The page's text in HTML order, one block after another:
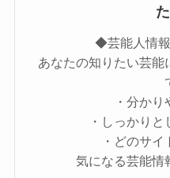
◆芸能人情
あなたの知りたい芸能
・分か
・しっかり
・どのサイ
気になる芸能情